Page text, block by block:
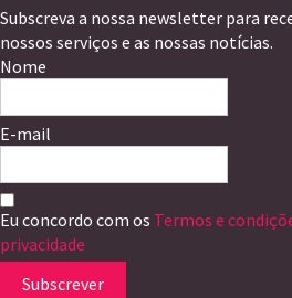
Subscreva a nossa newsletter para
nossos serviços e as nossas notícias.
Nome
E-mail
Eu concordo com os Termos e
privacidade
Subscrever